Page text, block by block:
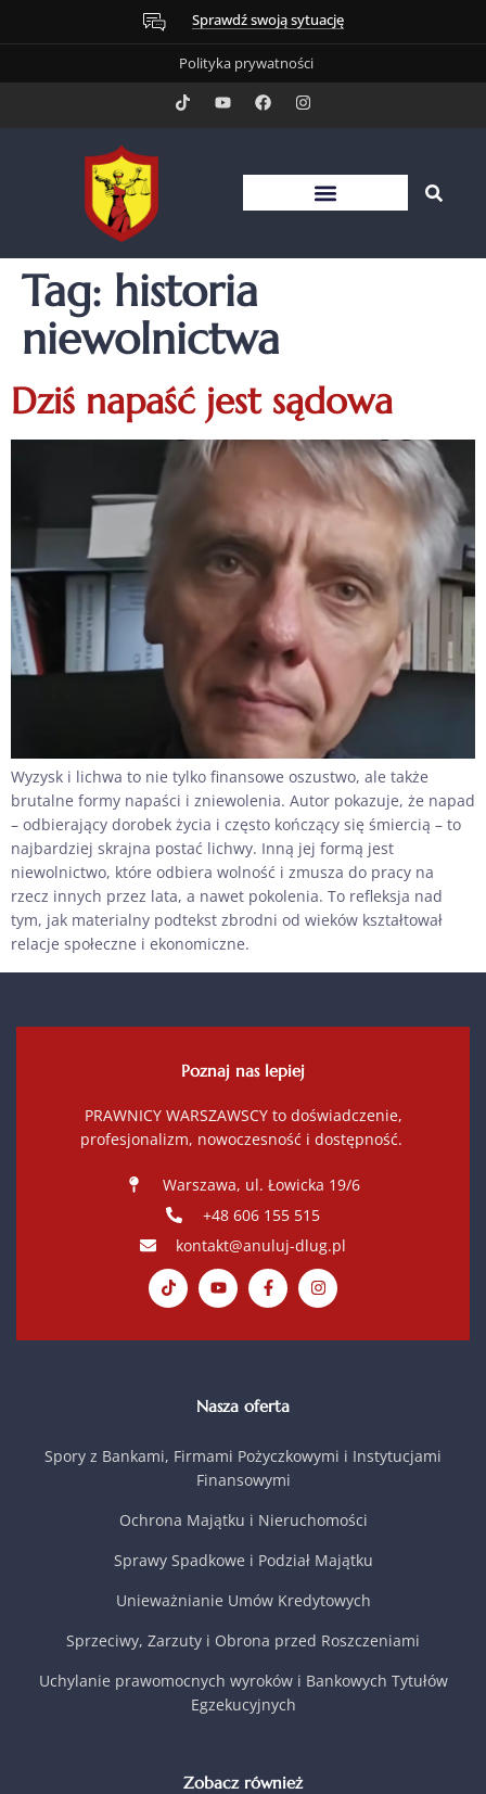
Sprawdź swoją sytuację
Polityka prywatności
Tag: historia
niewolnictwa
Dziś napaść jest sądowa
Wyzysk i lichwa to nie tylko finansowe oszustwo, ale także
brutalne formy napaści i zniewolenia. Autor pokazuje, że napad
– odbierający dorobek życia i często kończący się śmiercią – to
najbardziej skrajna postać lichwy. Inną jej formą jest
niewolnictwo, które odbiera wolność i zmusza do pracy na
rzecz innych przez lata, a nawet pokolenia. To refleksja nad
tym, jak materialny podtekst zbrodni od wieków kształtował
relacje społeczne i ekonomiczne.
Poznaj nas lepiej
PRAWNICY WARSZAWSCY to doświadczenie,
profesjonalizm, nowoczesność i dostępność.
Warszawa, ul. Łowicka 19/6
+48 606 155 515
kontakt@anuluj-dlug.pl
Nasza oferta
Spory z Bankami, Firmami Pożyczkowymi i Instytucjami
Finansowymi
Ochrona Majątku i Nieruchomości
Sprawy Spadkowe i Podział Majątku
Unieważnianie Umów Kredytowych
Sprzeciwy, Zarzuty i Obrona przed Roszczeniami
Uchylanie prawomocnych wyroków i Bankowych Tytułów
Egzekucyjnych
Zobacz również